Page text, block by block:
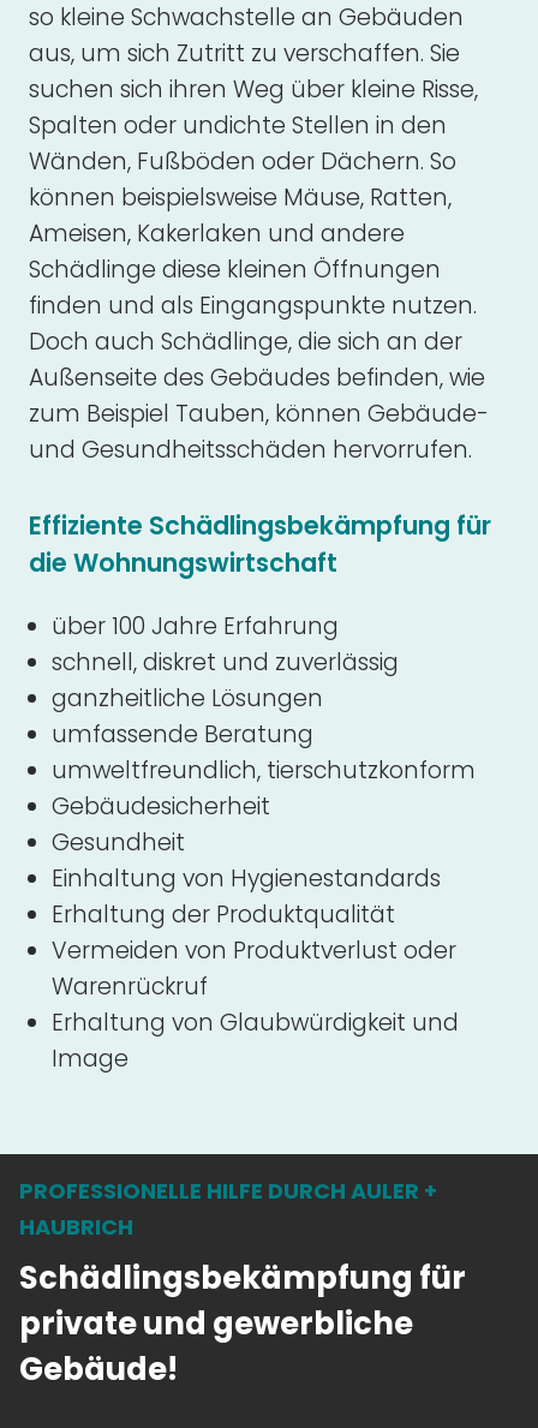
so kleine Schwachstelle an Gebäuden
aus, um sich Zutritt zu verschaffen. Sie
suchen sich ihren Weg über kleine Risse,
Spalten oder undichte Stellen in den
Wänden, Fußböden oder Dächern. So
können beispielsweise Mäuse, Ratten,
Ameisen, Kakerlaken und andere
Schädlinge diese kleinen Öffnungen
finden und als Eingangspunkte nutzen.
Doch auch Schädlinge, die sich an der
Außenseite des Gebäudes befinden, wie
zum Beispiel Tauben, können Gebäude-
und Gesundheitsschäden hervorrufen.
Effiziente Schädlingsbekämpfung für
die Wohnungswirtschaft
über 100 Jahre Erfahrung
schnell, diskret und zuverlässig
ganzheitliche Lösungen
umfassende Beratung
umweltfreundlich, tierschutzkonform
Gebäudesicherheit
Gesundheit
Einhaltung von Hygienestandards
Erhaltung der Produktqualität
Vermeiden von Produktverlust oder
Warenrückruf
Erhaltung von Glaubwürdigkeit und
Image
PROFESSIONELLE HILFE DURCH AULER +
HAUBRICH
Schädlingsbekämpfung für
private und gewerbliche
Gebäude!